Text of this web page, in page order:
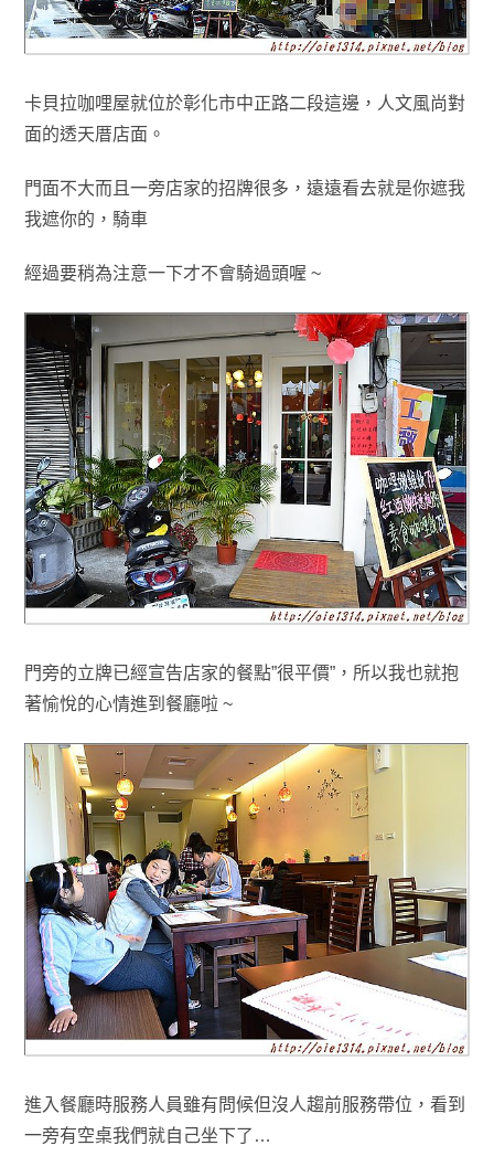
卡貝拉咖哩屋就位於彰化市中正路二段這邊，人文風尚對
面的透天厝店面 。
門面不大而且一旁店家的招牌很多 ，遠遠看去就是你遮我
我遮你的 ， 騎車
經過要稍為注意一下才不會騎過頭喔 ~
門旁的立牌已經宣告店家的餐點”很平價”，所以我也就抱
著愉悅的心情進到餐廳啦 ~
進入餐廳時服務人員雖有問候但沒人趨前服務帶位 ，看到
一旁有空桌我們就自己坐下了…